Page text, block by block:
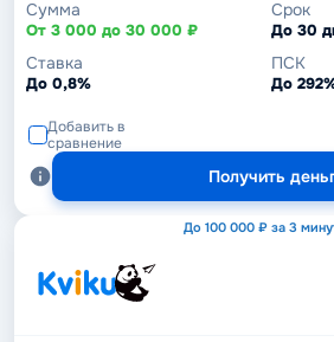
Сумма
От 3 000 до 30 000 ₽
Срок
До 30
Ставка
До 0,8%
ПСК
До
Добавить в
сравнение
Получить
До 100 000 ₽ за 3